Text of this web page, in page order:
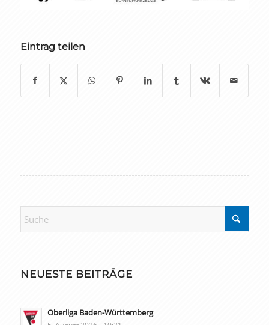
Eintrag teilen
NEUESTE BEITRÄGE
Oberliga Baden-Württemberg